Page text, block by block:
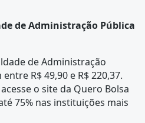
de Administração Pública
de Administração
R$ 49,90 e R$ 220,37.
o site da Quero Bolsa
75% nas instituições mais